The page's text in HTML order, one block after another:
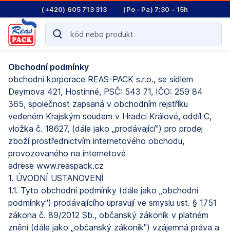
(+420) 605 713 313 (Po - Pa) 7:30 – 15h
Obchodní podmínky
obchodní korporace REAS-PACK s.r.o., se sídlem
Deymova 421, Hostinné, PSČ: 543 71, IČO: 259 84
365, společnost zapsaná v obchodním rejstříku
vedeném Krajským soudem v Hradci Králové, oddíl C,
vložka č. 18627, (dále jako „prodávající") pro prodej
zboží prostřednictvím internetového obchodu,
provozovaného na internetové
adrese www.reaspack.cz
1. ÚVODNÍ USTANOVENÍ
1.1. Tyto obchodní podmínky (dále jako „obchodní
podmínky") prodávajícího upravují ve smyslu ust. § 1751
zákona č. 89/2012 Sb., občanský zákoník v platném
znění (dále jako „občanský zákoník") vzájemná práva a